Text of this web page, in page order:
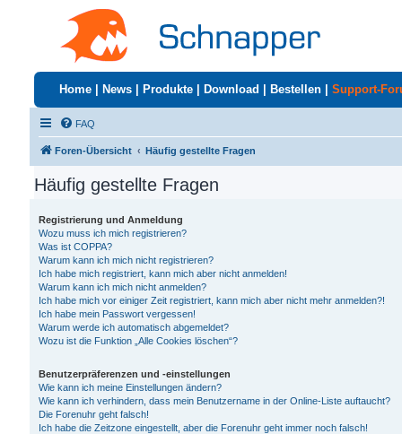
Home News Produkte Download Bestellen Support-
FAQ
Foren-Übersicht Häufig gestellte Fragen
Häufig gestellte Fragen
Registrierung und Anmeldung
Wozu muss ich mich registrieren?
Was ist COPPA?
Warum kann ich mich nicht registrieren?
Ich habe mich registriert, kann mich aber nicht anmelden!
Warum kann ich mich nicht anmelden?
Ich habe mich vor einiger Zeit registriert, kann mich aber nicht mehr anmelden?!
Ich habe mein Passwort vergessen!
Warum werde ich automatisch abgemeldet?
Wozu ist die Funktion „Alle Cookies löschen“?
Benutzerpräferenzen und -einstellungen
Wie kann ich meine Einstellungen ändern?
Wie kann ich verhindern, dass mein Benutzername in der Online-Liste auftaucht?
Die Forenuhr geht falsch!
Ich habe die Zeitzone eingestellt, aber die Forenuhr geht immer noch falsch!